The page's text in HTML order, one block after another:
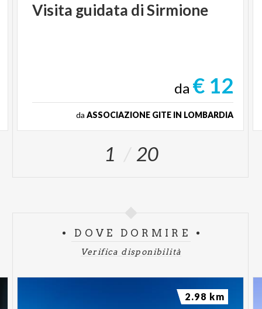
Visita guidata diSirmione
da € 12
da ASSOCIAZIONE GITE IN LOMBARDIA
1 20
DOVE DORMIRE
Verifica disponibilità
2.98 km